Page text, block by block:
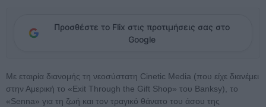
Προσθέστε το Flix στις προτιμήσεις σας στο
Google
Με εταιρία διανομής τη νεοσύστατη Cinetic Media (που είχε διανέμει
στην Αμερική το «Εxit Through the Gift Shop» του Banksy), το
«Senna» για τη ζωή και τον τραγικό θάνατο του άσου της